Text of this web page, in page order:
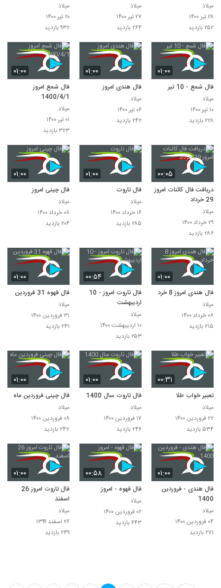
میلاد
۲۸ تیر ۱۴۰۰
۲۵۲ بازدید
میلاد
۲۷ تیر ۱۴۰۰
۲۶۴ بازدید
میلاد
۲۰ تیر ۱۴۰۰
۹۳۲ بازدید
۰۱:۰۰
فال شمع - 10 تیر
میلاد
۱۰ تیر ۱۴۰۰
۲۲۸ بازدید
۰۱:۰۰
فال هندی امروز
میلاد
۰۶ تیر ۱۴۰۰
۲۴۲ بازدید
۰۱:۰۰
فال شمع امروز
1400/4/1
میلاد
۰۱ تیر ۱۴۰۰
۳۲۳ بازدید
۰۰:۰۵
دریافت فال کائنات امروز
29 خرداد
میلاد
۲۹ خرداد ۱۴۰۰
۲۸۶ بازدید
۰۱:۰۰
فال تاروت
میلاد
۱۶ خرداد ۱۴۰۰
۲۸۵ بازدید
۰۱:۰۰
فال چینی امروز
میلاد
۰۸ خرداد ۱۴۰۰
۲۰۴ بازدید
۰۱:۰۰
فال هندی امروز 8 خرداد
میلاد
۰۸ خرداد ۱۴۰۰
۲۱۵ بازدید
۰۰:۵۴
فال تاروت امروز - 10
اردیبهشت
میلاد
۱۰ اردیبهشت ۱۴۰۰
۲۵۳ بازدید
۰۱:۰۰
فال قهوه 31 فروردین
میلاد
۳۱ فروردین ۱۴۰۰
۲۴۱ بازدید
۰۰:۳۱
تعبیر خواب طلا
میلاد
۲۲ فروردین ۱۴۰۰
۵۳۴ بازدید
۰۱:۰۰
فال تاروت سال 1400
میلاد
۱۷ فروردین ۱۴۰۰
۲۴۶ بازدید
۰۱:۰۰
فال چینی فروردین ماه
میلاد
۰۸ فروردین ۱۴۰۰
۲۴۷ بازدید
۰۱:۰۰
فال هندی - فروردین
1400
میلاد
۰۴ فروردین ۱۴۰۰
۲۷۱ بازدید
۰۰:۵۸
فال قهوه - امروز
میلاد
۰۲ فروردین ۱۴۰۰
۶۴۳ بازدید
۰۱:۰۰
فال تاروت امروز 26
اسفند
میلاد
۲۶ اسفند ۱۳۹۹
۲۴۹ بازدید